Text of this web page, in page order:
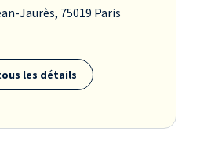
Jaurès, 75019 Paris
les détails